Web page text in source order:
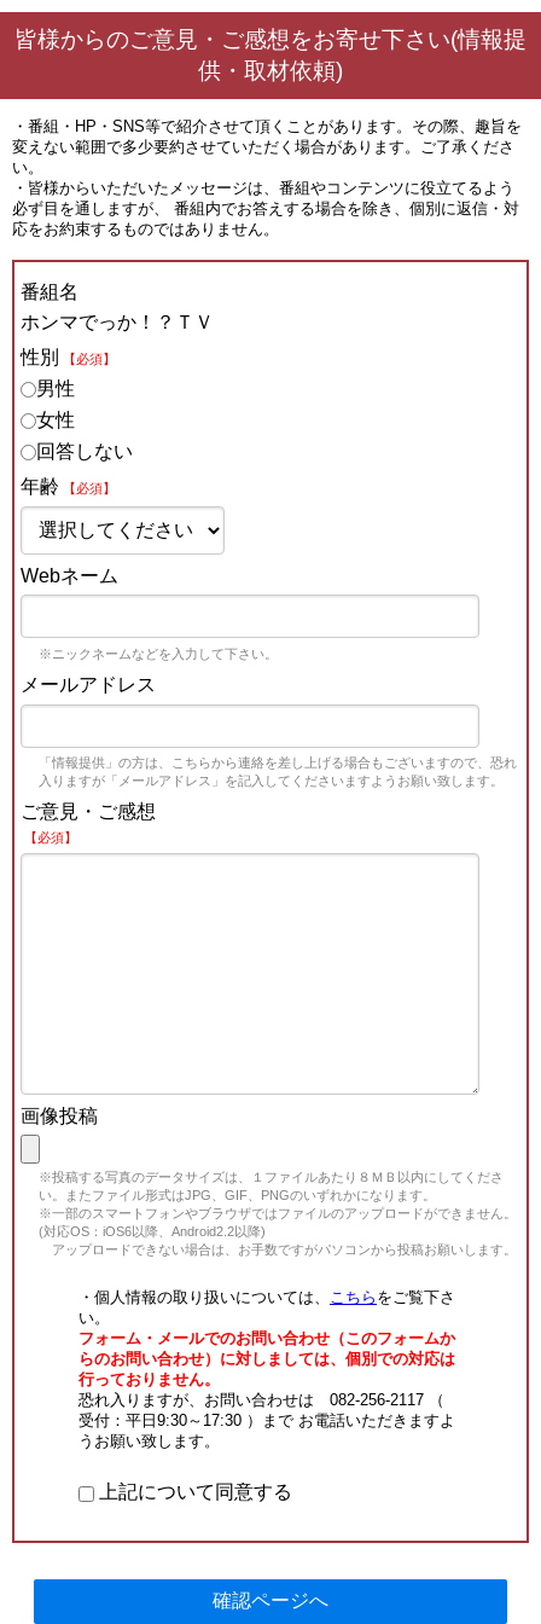
皆様からのご意見・ご感想をお寄せ下さい(情報提
供・取材依頼)
・番組・HP・SNS等で紹介させて頂くことがあります。その際、趣旨を
変えない範囲で多少要約させていただく場合があります。ご了承くださ
い。
・皆様からいただいたメッセージは、番組やコンテンツに役立てるよう
必ず目を通しますが、 番組内でお答えする場合を除き、個別に返信・対
応をお約束するものではありません。
番組名
ホンマでっか！？ＴＶ
性別
【必須】
男性
女性
回答しない
年齢
【必須】
Webネーム
※ニックネームなどを入力して下さい。
メールアドレス
「情報提供」の方は、こちらから連絡を差し上げる場合もございますので、恐れ
入りますが「メールアドレス」を記入してくださいますようお願い致します。
ご意見・ご感想
【必須】
画像投稿
※投稿する写真のデータサイズは、１ファイルあたり８ＭＢ以内にしてくださ
い。またファイル形式はJPG、GIF、PNGのいずれかになります。
※一部のスマートフォンやブラウザではファイルのアップロードができません。
(対応OS：iOS6以降、Android2.2以降)
アップロードできない場合は、お手数ですがパソコンから投稿お願いします。
・個人情報の取り扱いについては、 こちら をご覧下さ
い。
フォーム・メールでのお問い合わせ（このフォームか
らのお問い合わせ）に対しましては、個別での対応は
行っておりません。
恐れ入りますが、お問い合わせは 082-256-2117 （
受付：平日9:30～17:30 ）まで お電話いただきますよ
うお願い致します。
上記について同意する
確認ページへ